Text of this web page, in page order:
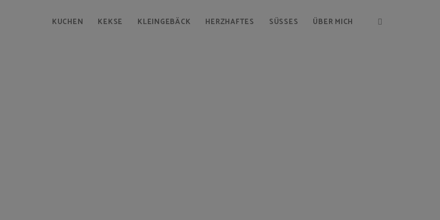
KUCHEN KEKSE KLEINGEBÄCK HERZHAFTES SÜSSES ÜBER MICH